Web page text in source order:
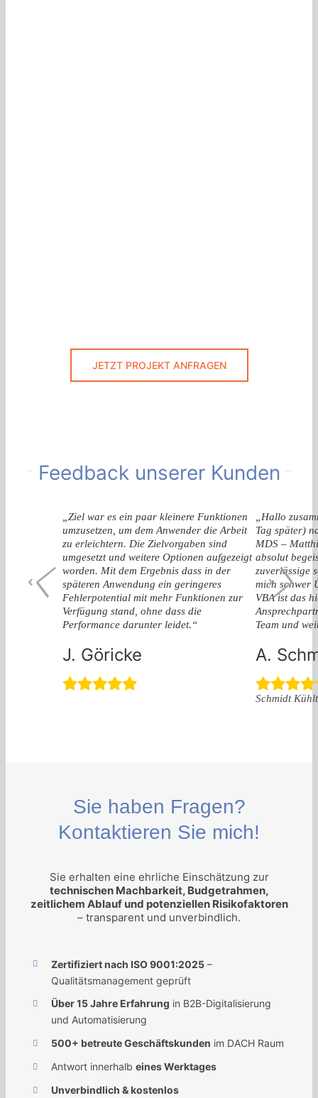
JETZT PROJEKT ANFRAGEN
Feedback unserer Kunden
„Ziel war es ein paar kleinere Funktionen
umzusetzen, um dem Anwender die Arbeit
zu erleichtern. Die Zielvorgaben sind
umgesetzt und weitere Optionen aufgezeigt
worden. Mit dem Ergebnis dass in der
späteren Anwendung ein geringeres
Fehlerpotential mit mehr Funktionen zur
Verfügung stand, ohne dass die
Performance darunter leidet.“
J. Göricke
„Hallo
Tag später)
MDS –
absolut
zuverlässige
mich schwer
VBA ist das
Team und
A.
Schmidt
Sie haben Fragen?
Kontaktieren Sie mich!
Sie erhalten eine ehrliche Einschätzung zur
technischen Machbarkeit, Budgetrahmen,
zeitlichem Ablauf und potenziellen Risikofaktoren
– transparent und unverbindlich.
Zertifiziert nach ISO 9001:2025–
Qualitätsmanagement geprüft
Über 15 Jahre Erfahrung in B2B-Digitalisierung
und Automatisierung
500+ betreute Geschäftskunden im DACH Raum
Antwort innerhalb eines Werktages
Unverbindlich & kostenlos